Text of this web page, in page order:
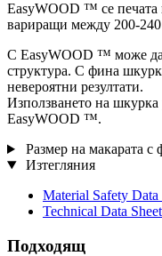
EasyWOOD ™ се печата
вариращи между 200-240
С EasyWOOD ™ може да
структура. С фина
невероятни резултати.
Използването на
EasyWOOD ™.
Размер на макарата с
Изтегляния
Material Safety Data
Technical Data
Подходящ